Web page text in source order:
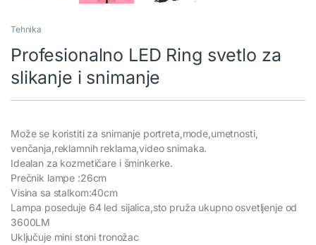
Tehnika
Profesionalno LED Ring svetlo za
slikanje i snimanje
Može se koristiti za snimanje portreta,mode,umetnosti,
venčanja,reklamnih reklama,video snimaka.
Idealan za kozmetičare i šminkerke.
Prečnik lampe :26cm
Visina sa stalkom:40cm
Lampa poseduje 64 led sijalica,sto pruža ukupno osvetljenje od
3600LM
Uključuje mini stoni tronožac